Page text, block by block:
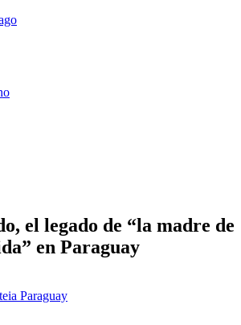
el legado de “la madre de
en Paraguay
Paraguay